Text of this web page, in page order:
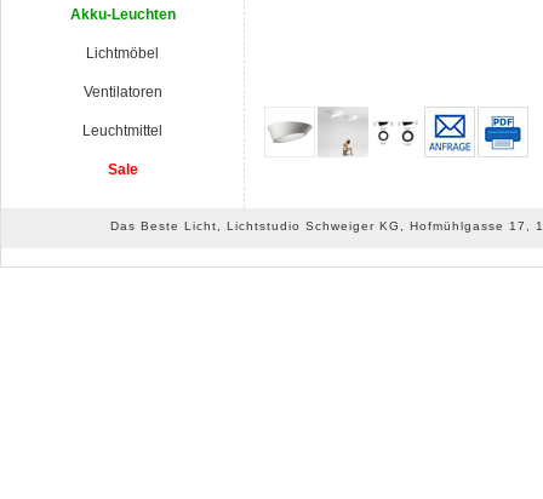
Akku-Leuchten
Lichtmöbel
Ventilatoren
Leuchtmittel
Sale
Das Beste Licht, Lichtstudio Schweiger KG, Hofmühlgasse